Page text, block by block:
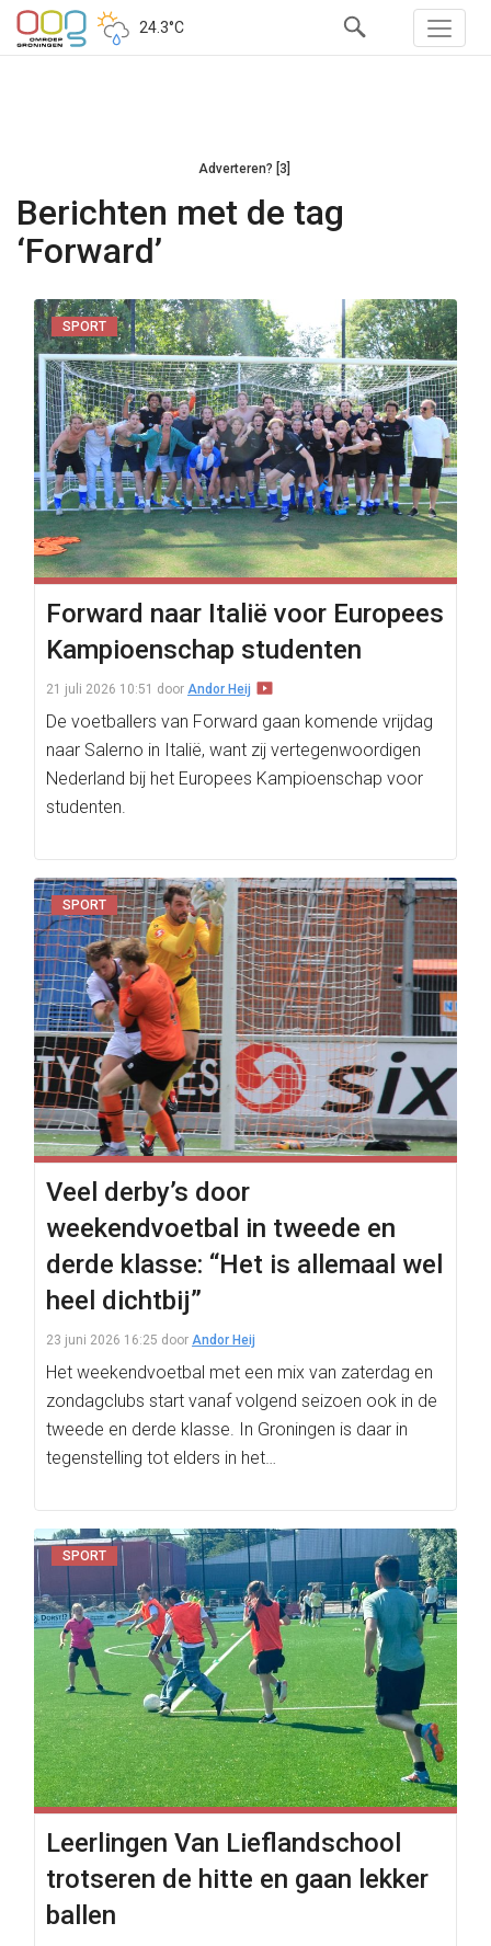
24.3°C
Adverteren? [3]
Berichten met de tag
‘Forward’
SPORT
Forward naar Italië voor Europees
Kampioenschap studenten
21 juli 2026 10:51 door Andor Heij
De voetballers van Forward gaan komende vrijdag
naar Salerno in Italië, want zij vertegenwoordigen
Nederland bij het Europees Kampioenschap voor
studenten.
SPORT
Veel derby’s door
weekendvoetbal in tweede en
derde klasse: “Het is allemaal wel
heel dichtbij”
23 juni 2026 16:25 door Andor Heij
Het weekendvoetbal met een mix van zaterdag en
zondagclubs start vanaf volgend seizoen ook in de
tweede en derde klasse. In Groningen is daar in
tegenstelling tot elders in het…
SPORT
Leerlingen Van Lieflandschool
trotseren de hitte en gaan lekker
ballen